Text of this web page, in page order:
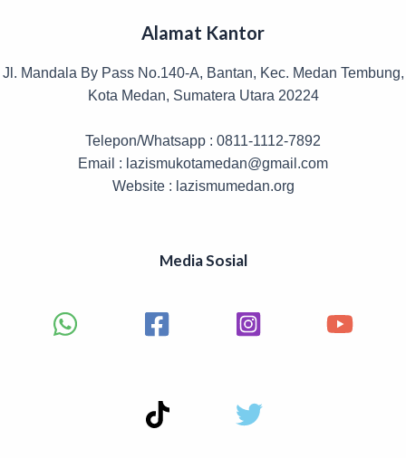
Alamat Kantor
Jl. Mandala By Pass No.140-A, Bantan, Kec. Medan Tembung,
Kota Medan, Sumatera Utara 20224
Telepon/Whatsapp : 0811-1112-7892
Email : lazismukotamedan@gmail.com
Website : lazismumedan.org
Media Sosial